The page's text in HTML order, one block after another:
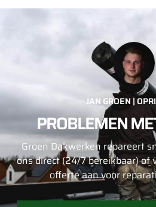
JAN GROEN |
PROBLEMEN
Groen Dakwerken repareert
ons direct (24/7 bereikbaar) of
offerte aan voor